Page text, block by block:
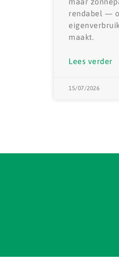
rendabel —
maakt.
Lees verder
15/07/2026